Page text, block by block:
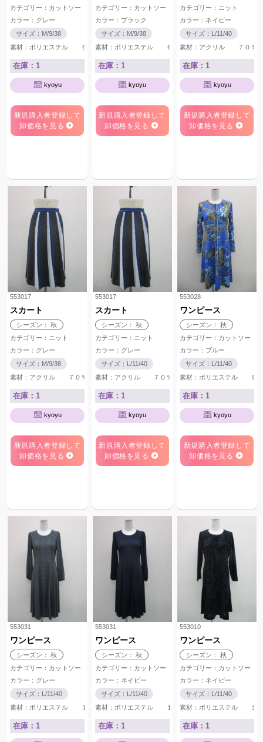
カテゴリー：カットソー
カラー：グレー
サイズ：M/9/38
素材：ポリエステル ６５％ レーヨン ３５％
在庫：1
kyoyu
新規購入者登録して
卸価格を見る
カテゴリー：カットソー
カラー：ブラック
サイズ：M/9/38
素材：ポリエステル ６５％ レーヨン ３５％
在庫：1
kyoyu
新規購入者登録して
卸価格を見る
カテゴリー：ニット
カラー：ネイビー
サイズ：L/11/40
素材：アクリル ７０
在庫：1
kyoyu
新規購入者登録して
卸価格を見る
553017
スカート
シーズン： 秋
カテゴリー：ニット
カラー：グレー
サイズ：M/9/38
素材：アクリル ７０％ ウール ３０％
在庫：1
kyoyu
新規購入者登録して
卸価格を見る
553017
スカート
シーズン： 秋
カテゴリー：ニット
カラー：グレー
サイズ：L/11/40
素材：アクリル ７０％ ウール ３０％
在庫：1
kyoyu
新規購入者登録して
卸価格を見る
553028
ワンピース
シーズン： 秋
カテゴリー：カットソー
カラー：ブルー
サイズ：L/11/40
素材：ポリエステル
在庫：1
kyoyu
新規購入者登録して
卸価格を見る
553031
ワンピース
シーズン： 秋
カテゴリー：カットソー
カラー：グレー
サイズ：L/11/40
素材：ポリエステル １００％
在庫：1
553031
ワンピース
シーズン： 秋
カテゴリー：カットソー
カラー：ネイビー
サイズ：L/11/40
素材：ポリエステル １００％
在庫：1
553010
ワンピース
シーズン： 秋
カテゴリー：カットソー
カラー：ネイビー
サイズ：L/11/40
素材：ポリエステル
在庫：1